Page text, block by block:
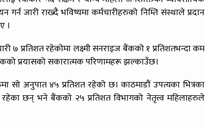
गर्न जारी राख्दै भविष्यमा कर्मचारीहरुको निम्ति संस्थाले प्रदान
।
७ प्रतिशत रहेकोमा लक्ष्मी सनराइज बैंकको १ प्रतिशतभन्दा कम
प्रयासको सकारात्मक परिणामहरू झल्काउँछ।
अनुपात ४५ प्रतिशत रहेको छ। काठमाडौं उपत्यका भित्रका
छन् भने बैंकको २५ प्रतिशत विभागको नेतृत्त्व महिलाहरुले